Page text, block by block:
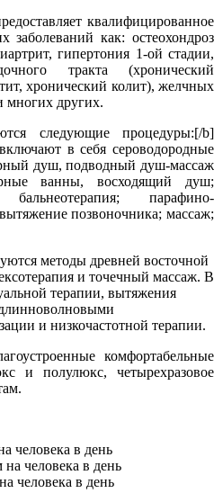
квалифицированное
заболеваний как: остеохондроз
гипертония 1-ой стадии,
тракта (хронический
хронический колит), желчных
многих других.
следующие процедуры:[/b]
в себя сероводородные
душ, подводный душ-массаж
ванны, восходящий душ;
парафино-
позвоночника; массаж;
методы древней восточной
и точечный массаж. В
терапии, вытяжения
и низкочастотной терапии.
комфортабельные
и полулюкс, четырехразовое
человека в день
человека в день
в день